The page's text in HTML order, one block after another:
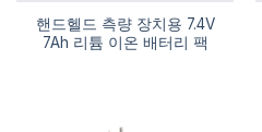
핸드헬드 측량 장치용 7.4V
7Ah 리튬 이온 배터리 팩